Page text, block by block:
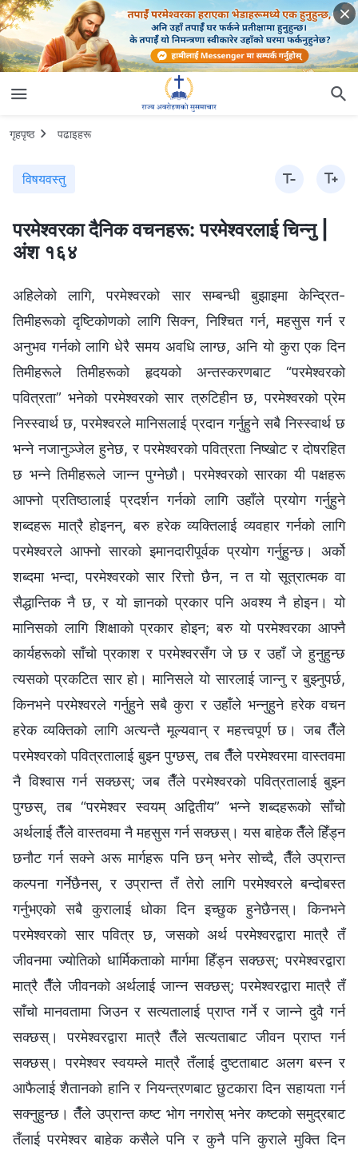
गृहपृष्ठ पढाइहरू
विषयवस्तु
परमेश्‍वरका दैनिक वचनहरू: परमेश्‍वरलाई चिन्‍नु |
अंश १६४
अहिलेको लागि, परमेश्‍वरको सार सम्‍बन्धी बुझाइमा केन्द्रित-
तिमीहरूको दृष्टिकोणको लागि सिक्‍न, निश्‍चित गर्न, महसुस गर्न र
अनुभव गर्नको लागि धेरै समय अवधि लाग्छ, अनि यो कुरा एक दिन
तिमीहरूले तिमीहरूको हृदयको अन्तस्करणबाट “परमेश्‍वरको
पवित्रता” भनेको परमेश्‍वरको सार त्रुटिहीन छ, परमेश्‍वरको प्रेम
निस्स्वार्थ छ, परमेश्‍वरले मानिसलाई प्रदान गर्नुहुने सबै निस्स्वार्थ छ
भन्‍ने नजानुञ्जेल हुनेछ, र परमेश्‍वरको पवित्रता निष्खोट र दोषरहित
छ भन्‍ने तिमीहरूले जान्‍न पुग्‍नेछौ। परमेश्‍वरको सारका यी पक्षहरू
आफ्‍नो प्रतिष्ठालाई प्रदर्शन गर्नको लागि उहाँले प्रयोग गर्नुहुने
शब्‍दहरू मात्रै होइनन्, बरु हरेक व्यक्तिलाई व्यवहार गर्नको लागि
परमेश्‍वरले आफ्‍नो सारको इमानदारीपूर्वक प्रयोग गर्नुहुन्छ। अर्को
शब्‍दमा भन्दा, परमेश्‍वरको सार रित्तो छैन, न त यो सूत्रात्मक वा
सैद्धान्तिक नै छ, र यो ज्ञानको प्रकार पनि अवश्य नै होइन। यो
मानिसको लागि शिक्षाको प्रकार होइन; बरु यो परमेश्‍वरका आफ्नै
कार्यहरूको साँचो प्रकाश र परमेश्‍वरसँग जे छ र उहाँ जे हुनुहुन्छ
त्यसको प्रकटित सार हो। मानिसले यो सारलाई जान्‍नु र बुझ्‍नुपर्छ,
किनभने परमेश्‍वरले गर्नुहुने सबै कुरा र उहाँले भन्‍नुहुने हरेक वचन
हरेक व्यक्तिको लागि अत्यन्तै मूल्यवान् र महत्त्वपूर्ण छ। जब तैँले
परमेश्‍वरको पवित्रतालाई बुझ्‍न पुग्छस्, तब तैँले परमेश्‍वरमा वास्तवमा
नै विश्‍वास गर्न सक्छस्; जब तैँले परमेश्‍वरको पवित्रतालाई बुझ्‍न
पुग्छस्, तब “परमेश्‍वर स्वयम् अद्वितीय” भन्‍ने शब्‍दहरूको साँचो
अर्थलाई तैँले वास्तवमा नै महसुस गर्न सक्छस्। यस बाहेक तैँले हिँड्न
छनौट गर्न सक्‍ने अरू मार्गहरू पनि छन् भनेर सोच्दै, तैँले उप्रान्त
कल्‍पना गर्नेछैनस्, र उप्रान्त तँ तेरो लागि परमेश्‍वरले बन्दोबस्त
गर्नुभएको सबै कुरालाई धोका दिन इच्‍छुक हुनेछैनस्। किनभने
परमेश्‍वरको सार पवित्र छ, जसको अर्थ परमेश्‍वरद्वारा मात्रै तँ
जीवनमा ज्योतिको धार्मिकताको मार्गमा हिँड्न सक्‍छस्; परमेश्‍वरद्वारा
मात्रै तैँले जीवनको अर्थलाई जान्‍न सक्छस्; परमेश्‍वरद्वारा मात्रै तँ
साँचो मानवतामा जिउन र सत्यतालाई प्राप्त गर्ने र जान्‍ने दुवै गर्न
सक्छस्। परमेश्‍वरद्वारा मात्रै तैँले सत्यताबाट जीवन प्राप्त गर्न
सक्छस्। परमेश्‍वर स्वयम्ले मात्रै तँलाई दुष्टताबाट अलग बस्‍न र
आफैलाई शैतानको हानि र नियन्त्रणबाट छुटकारा दिन सहायता गर्न
सक्‍नुहुन्छ। तैँले उप्रान्त कष्ट भोग नगरोस् भनेर कष्टको समुद्रबाट
तँलाई परमेश्‍वर बाहेक कसैले पनि र कुनै पनि कुराले मुक्ति दिन